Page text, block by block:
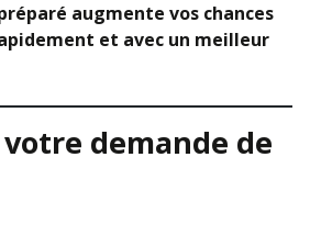
augmente vos chances
et avec un meilleur
votre demande de